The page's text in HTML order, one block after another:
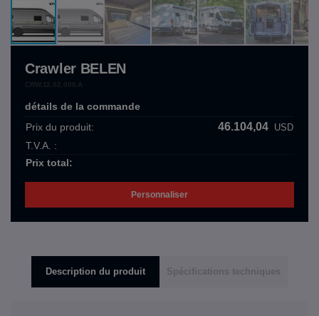
Crawler BELEN
détails de la commande
Prix ​​du produit:
46.104,04 USD
T.V.A. :
Prix ​​total:
Personnaliser
Description du produit Spécifications techniques